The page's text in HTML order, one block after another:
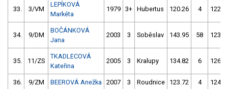
33. 3/VM
LEPÍKOVÁ
Markéta
1979 3+ Hubertus 120.26 4
34. 9/DM
BOČÁNKOVÁ
Jana
2003 3 Soběslav 143.95 58
35. 11/ZS
TKADLECOVÁ
Kateřina
2005 3 Kralupy 134.82 6
36. 9/ZM BEEROVÁ Anežka 2007 3 Roudnice 123.72 4